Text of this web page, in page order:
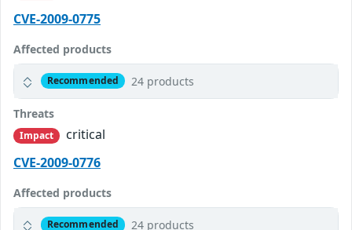
CVE-2009-0775
Affected products
Recommended 24 products
Threats
Impact
critical
CVE-2009-0776
Affected products
Recommended 24 products